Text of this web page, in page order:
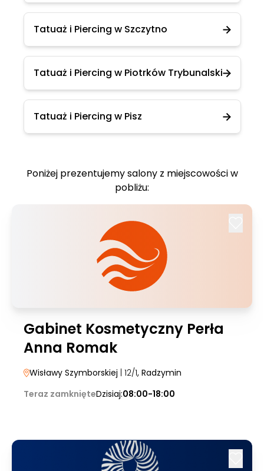
Tatuaż i Piercing w Szczytno
Tatuaż i Piercing w Piotrków Trybunalski
Tatuaż i Piercing w Pisz
Poniżej prezentujemy salony z miejscowości w
pobliżu:
Gabinet Kosmetyczny Perła
Anna Romak
Wisławy Szymborskiej | 12/1, Radzymin
Teraz zamknięteDzisiaj:08:00-18:00